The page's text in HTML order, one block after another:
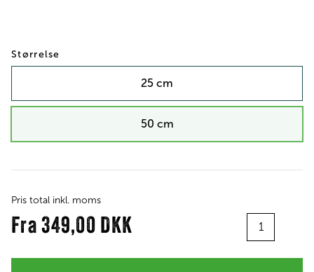
Størrelse
25 cm
50 cm
Pris total inkl. moms
Fra 349,00 DKK